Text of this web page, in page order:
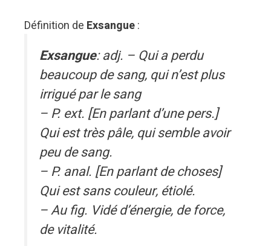
Définition de Exsangue:
Exsangue: adj. – Qui a perdu
beaucoup de sang, qui n’est plus
irrigué par le sang
– P. ext. [En parlant d’une pers.]
Qui est très pâle, qui semble avoir
peu de sang.
– P. anal. [En parlant de choses]
Qui est sans couleur, étiolé.
– Au fig. Vidé d’énergie, de force,
de vitalité.